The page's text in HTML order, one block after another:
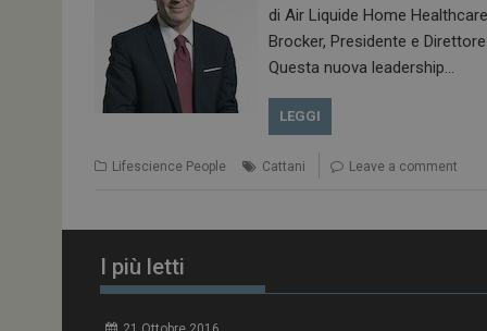
di Air Liquide Home
Brocker, Presidente e
Questa nuova leadership…
LEGGI
Lifescience People Cattani Leave a comment
I più letti
NOME
__Secure-
__Secure-YNID